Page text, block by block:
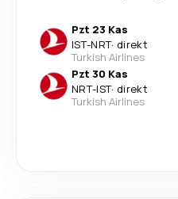
Pzt 23 Kas
IST-NRT· direkt
Turkish Airlines
Pzt 30 Kas
NRT-IST· direkt
Turkish Airlines